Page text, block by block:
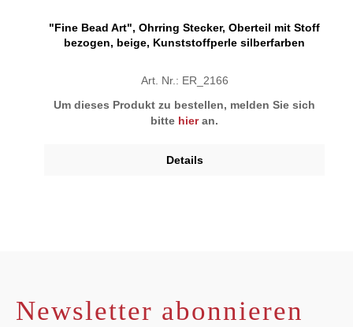
"Fine Bead Art", Ohrring Stecker, Oberteil mit Stoff
bezogen, beige, Kunststoffperle silberfarben
Art. Nr.: ER_2166
Um dieses Produkt zu bestellen, melden Sie sich
bitte hieran.
Details
Newsletter abonnieren